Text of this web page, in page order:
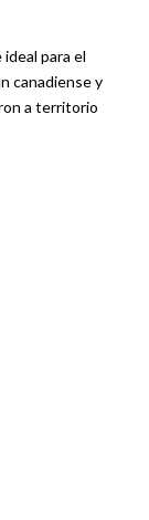
para el
canadiense y
a territorio